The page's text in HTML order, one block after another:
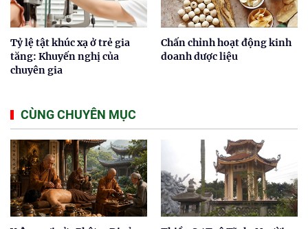
Tỷ lệ tật khúc xạ ở trẻ gia
tăng: Khuyến nghị của
chuyên gia
Chấn chỉnh hoạt động kinh
doanh dược liệu
CÙNG CHUYÊN MỤC